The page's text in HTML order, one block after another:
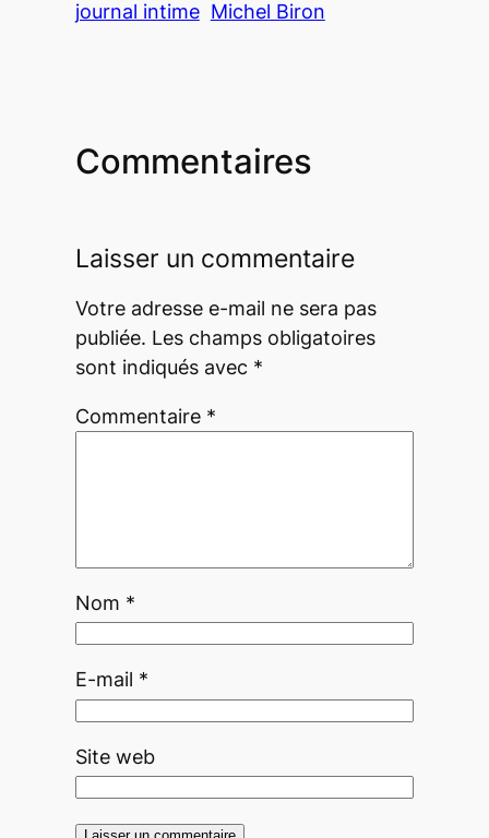
journal intime Michel Biron
Commentaires
Laisser un commentaire
Votre adresse e-mail ne sera pas
publiée. Les champs obligatoires
sont indiqués avec *
Commentaire *
Nom *
E-mail *
Site web